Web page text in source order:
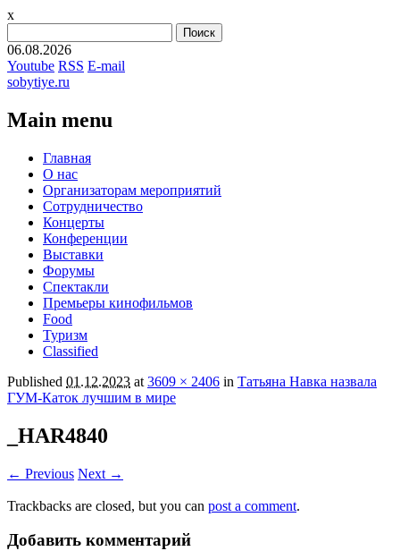
x
06.08.2026
Youtube RSS E-mail
sobytiye.ru
Main menu
Skip
content
Главная
О нас
Организаторам мероприятий
Сотрудничество
Концерты
Конференции
Выставки
Форумы
Спектакли
Премьеры кинофильмов
Food
Туризм
Сlassified
Published 01.12.2023 at 3609 × 2406 in Татьяна Навка назвала
ГУМ-Каток лучшим в мире
_HAR4840
← Previous Next →
Trackbacks are closed, but you can post a comment.
Добавить комментарий